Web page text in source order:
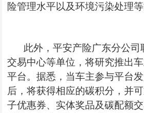
险管理水平以及环境污染处理等
此外，平安产险广东分公司
交易中心等单位，将研究推出
平台。据悉，当车主参与平台
后，将获得相应的碳积分，并
子优惠券、实体奖品及碳配额